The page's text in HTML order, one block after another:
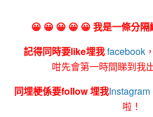
😀 😀 😀 😀 😀 我是一條分
記得同時要like埋我facebook
咁先會第一時間睇到我
同埋梗係要follow 埋我Instagram
啦！